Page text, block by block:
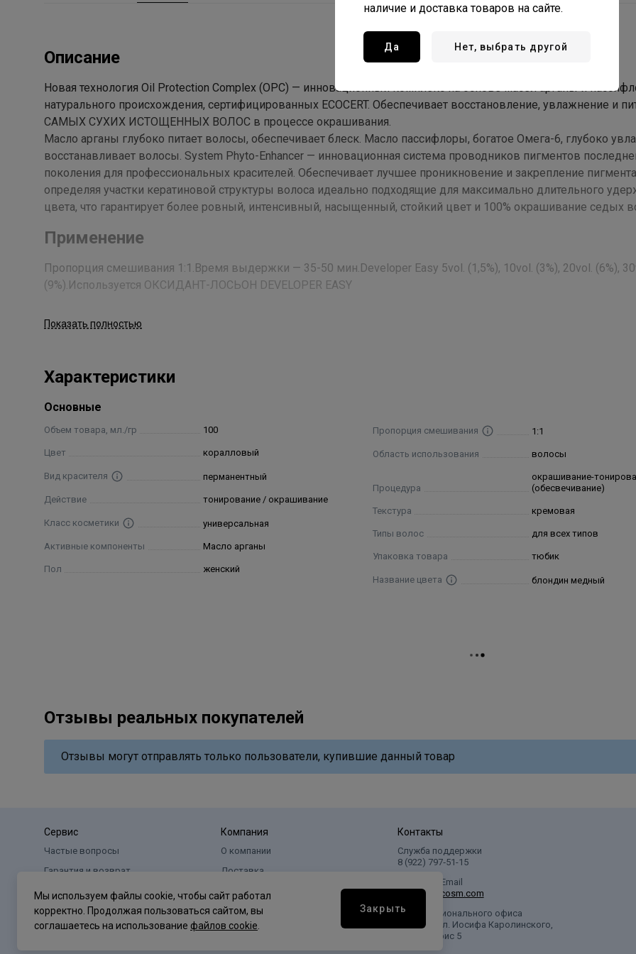
Описание
Новая технология Oil Protection Complex (OPC) — инновационный комплекс на основе масел арганы и
натурального происхождения, сертифицированных ECOCERT. Обеспечивает восстановление, увлажнение и
САМЫХ СУХИХ ИСТОЩЕННЫХ ВОЛОС в процессе окрашивания.
Масло арганы глубоко питает волосы, обеспечивает блеск. Масло пассифлоры, богатое Омега-6, глубоко
восстанавливает волосы. System Phyto-Enhancer — инновационная система проводников пигментов
поколения для профессиональных красителей. Обеспечивает лучшее проникновение и закрепление
определяя участки кератиновой структуры волоса идеально подходящие для максимально длительного
цвета, что гарантирует более ровный, интенсивный, насыщенный, стойкий цвет и 100% окрашивание седых
Применение
Пропорция смешивания 1:1.Время выдержки — 35-50 мин.Developer Easy 5vol. (1,5%), 10vol. (3%), 20vol. (6%),
(9%).Используется ОКСИДАНТ-ЛОСЬОН DEVELOPER EASY
Состав
acrylates/ ceteth-20 itaconate copolymer, 2-amino-4- nydroxyethylaminoanisole sulfate, oleth-5 phosphate, ascorbic
sodium polyacrylate, passiflora incarnataseed oil, palmitoyl myristyl serinate, peg-8/ smdi copolymer
Показать полностью
Характеристики
Основные
Объем товара, мл./гр 100
Цвет коралловый
Вид красителя перманентный
Действие тонирование / окрашивание
Класс косметики универсальная
Активные компоненты Масло арганы
Пол женский
Пропорция смешивания 1:1
Область использования волосы
Процедура
окрашивание-
(обесвечивание)
Текстура кремовая
Типы волос для всех типов
Упаковка товара тюбик
Название цвета блондин медный
Отзывы реальных покупателей
Отзывы могут отправлять только пользователи, купившие данный товар
Сервис
Частые вопросы
Гарантия и возврат
Компания
О компании
Доставка
Реквизиты
Контакты
Служба поддержки
8 (922) 797‑51-15
Написать Email
info@profcosm.com
Адрес регионального офиса
г. Сургут, ул. Иосифа Каролинского,
дом 10, офис 5
наличие и доставка товаров на сайте.
Да Нет, выбрать другой
Мы используем файлы cookie, чтобы сайт работал
корректно. Продолжая пользоваться сайтом, вы
соглашаетесь на использование файлов cookie
Закрыть